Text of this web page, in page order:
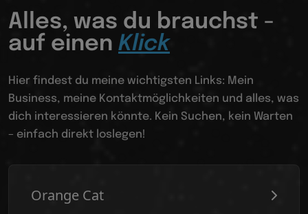
Alles, was du brauchst -
auf einen Klick
Hier findest du meine wichtigsten Links: Mein
Business, meine Kontaktmöglichkeiten und alles, was
dich interessieren könnte. Kein Suchen, kein Warten
– einfach direkt loslegen!
Orange Cat